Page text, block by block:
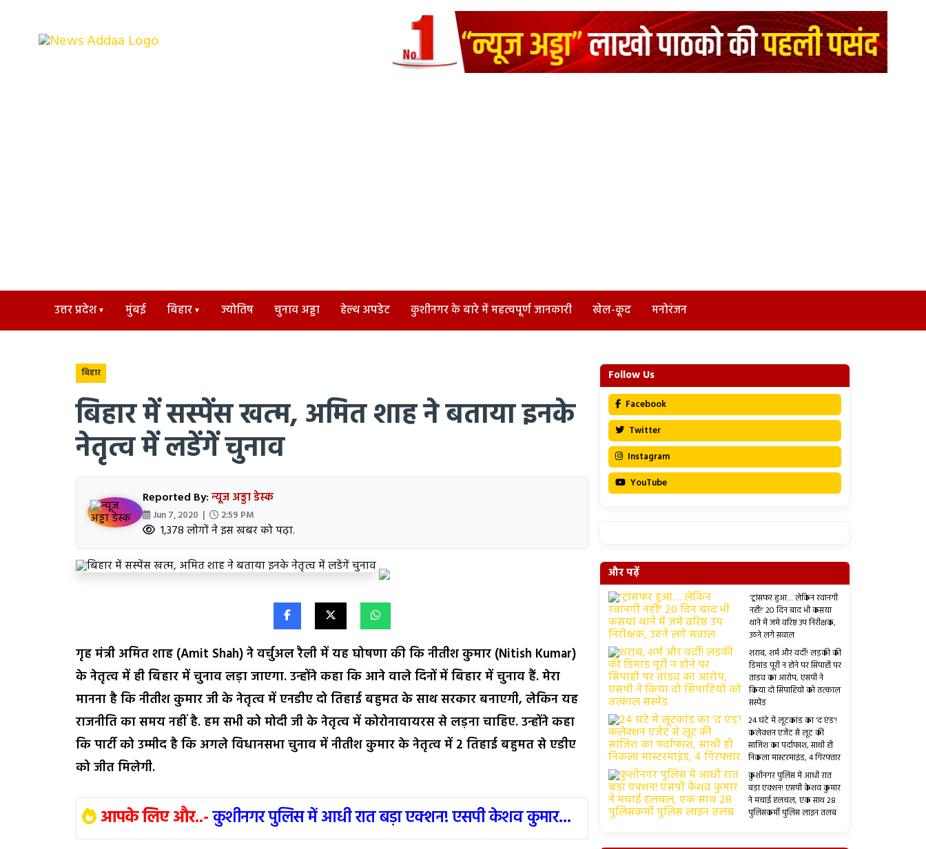
उत्तर प्रदेश मुंबई बिहार ज्योतिष चुनाव अड्डा हेल्थ अपडेट कुशीनगर के बारे में महत्वपूर्ण जानकारी खेल-कूद मनोरंजन
बिहार
बिहार में सस्पेंस खत्म, अमित शाह ने बताया इनके
नेतृत्व में लडेंगें चुनाव
Reported By:न्यूज अड्डा डेस्क
Jun 7, 2020 | 2:59 PM
1,378 लोगों ने इस खबर को पढ़ा.
गृह मंत्री अमित शाह (Amit Shah) ने वर्चुअल रैली में यह घोषणा की कि नीतीश कुमार (Nitish Kumar)
के नेतृत्व में ही बिहार में चुनाव लड़ा जाएगा. उन्होंने कहा कि आने वाले दिनों में बिहार में चुनाव हैं. मेरा
मानना है कि नीतीश कुमार जी के नेतृत्व में एनडीए दो तिहाई बहुमत के साथ सरकार बनाएगी, लेकिन यह
राजनीति का समय नहीं है. हम सभी को मोदी जी के नेतृत्व में कोरोनावायरस से लड़ना चाहिए. उन्होंने कहा
कि पार्टी को उम्मीद है कि अगले विधानसभा चुनाव में नीतीश कुमार के नेतृत्व में 2 तिहाई बहुमत से एडीए
को जीत मिलेगी.
आपके लिए और..-कुशीनगर पुलिस में आधी रात बड़ा एक्शन! एसपी केशव कुमार...
Follow Us
Facebook
Twitter
Instagram
YouTube
और पढ़ें
‘ट्रांसफर हुआ… लेकिन रवानगी
नहीं!’ 20 दिन बाद भी कसया
थाने में जमे वरिष्ठ उप निरीक्षक,
उठने लगे सवाल
शराब, शर्म और वर्दी! लड़की की
डिमांड पूरी न होने पर सिपाही पर
तांडव का आरोप, एसपी ने
किया दो सिपाहियों को तत्काल
सस्पेंड
24 घंटे में लूटकांड का ‘द एंड’!
कलेक्शन एजेंट से लूट की
साजिश का पर्दाफाश, साथी ही
निकला मास्टरमाइंड, 4 गिरफ्तार
कुशीनगर पुलिस में आधी रात
बड़ा एक्शन! एसपी केशव कुमार
ने मचाई हलचल, एक साथ 28
पुलिसकर्मी पुलिस लाइन तलब